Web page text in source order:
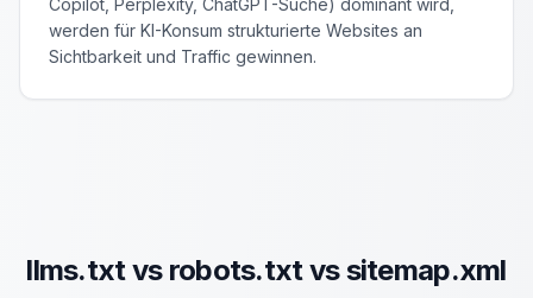
Copilot, Perplexity, ChatGPT-Suche) dominant wird,
werden für KI-Konsum strukturierte Websites an
Sichtbarkeit und Traffic gewinnen.
llms.txt vs robots.txt vs sitemap.xml